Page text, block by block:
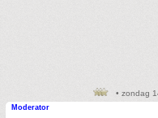
• zondag
Moderator